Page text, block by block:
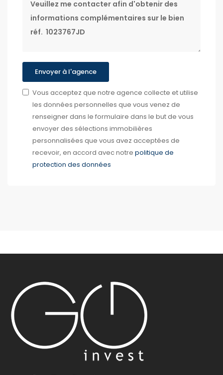
Envoyer à l'agence
Vous acceptez que notre agence collecte et utilise
les données personnelles que vous venez de
renseigner dans le formulaire dans le but de vous
envoyer des sélections immobilières
personnalisées que vous avez acceptées de
recevoir, en accord avec notre politique de
protection des données